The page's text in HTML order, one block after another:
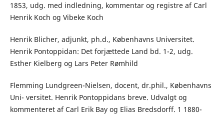
1853, udg. med indledning, kommentar og registre af Carl
Henrik Koch og Vibeke Koch
Henrik Blicher, adjunkt, ph.d., Københavns Universitet.
Henrik Pontoppidan: Det forjættede Land bd. 1-2, udg.
Esther Kielberg og Lars Peter Rømhild
Flemming Lundgreen-Nielsen, docent, dr.phil., Københavns
Uni- versitet. Henrik Pontoppidans breve. Udvalgt og
kommenteret af Carl Erik Bay og Elias Bredsdorff. 1 1880-